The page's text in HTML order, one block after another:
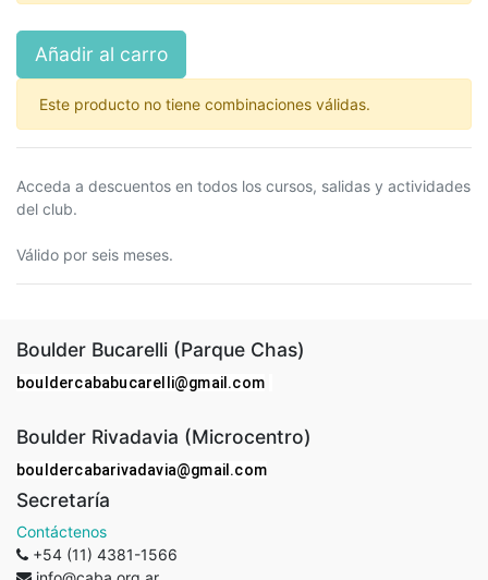
Añadir al carro
Este producto no tiene combinaciones válidas.
Acceda a descuentos en todos los cursos, salidas y actividades
del club.
Válido por seis meses.
Boulder Bucarelli (Parque Chas)
bouldercababucarelli@gmail.com
Boulder Rivadavia (Microcentro)
bouldercabarivadavia@gmail.com
Secretaría
Contáctenos
+54 (11) 4381-1566